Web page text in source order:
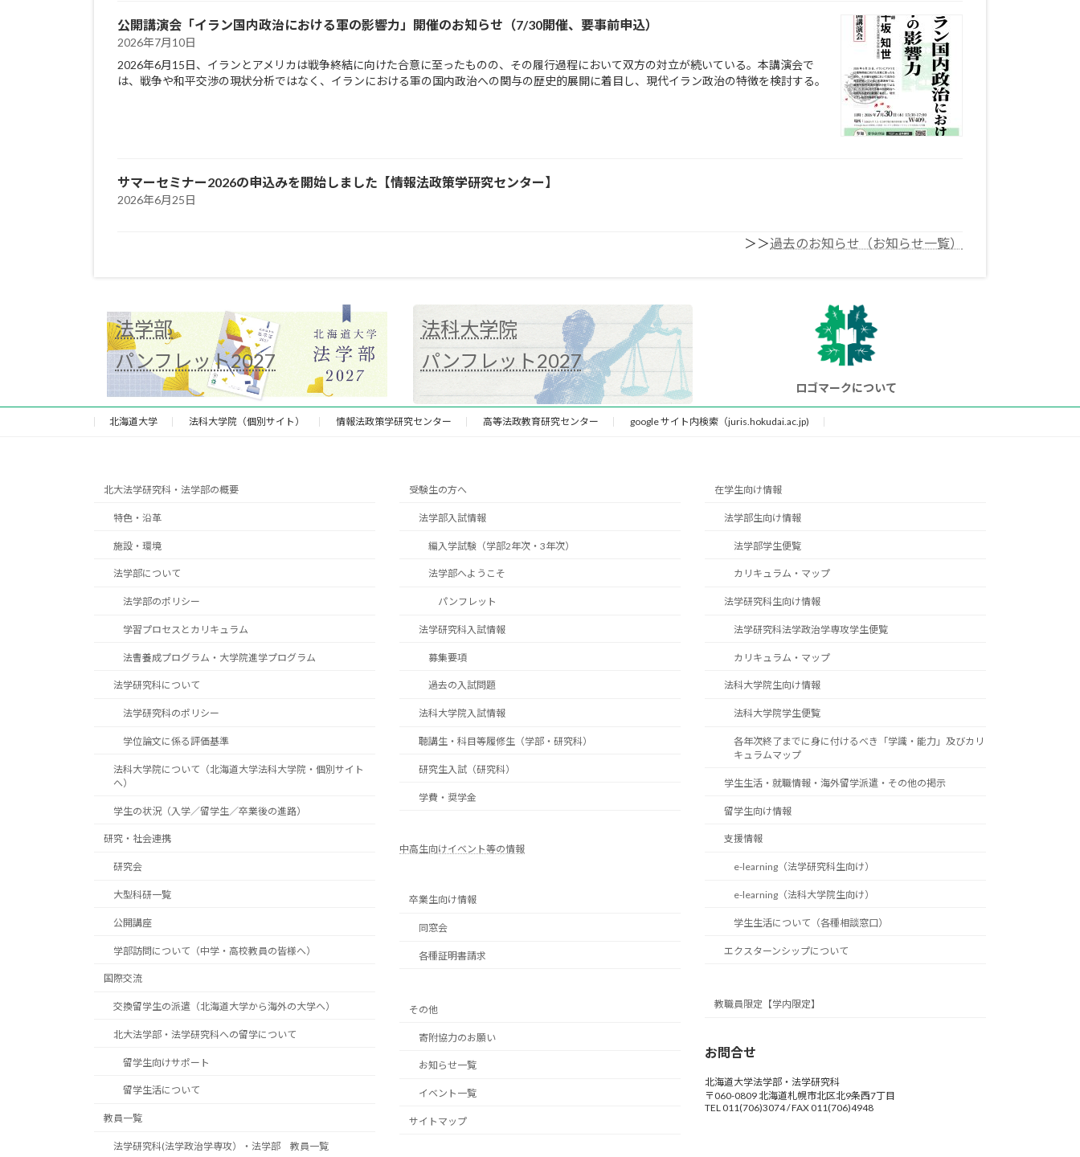
公開講演会「イラン国内政治における軍の影響力」開催のお知らせ（7/30開催、要事前申込）
2026年7月10日
2026年6月15日、イランとアメリカは戦争終結に向けた合意に至ったものの、その履行過程において双方の対立が続いている。本講演会で
は、戦争や和平交渉の現状分析ではなく、イランにおける軍の国内政治への関与の歴史的展開に着目し、現代イラン政治の特徴を検討する。
サマーセミナー2026の申込みを開始しました【情報法政策学研究センター】
2026年6月25日
＞＞過去のお知らせ（お知らせ一覧）
法学部
パンフレット2027
カ
バ
ー
リ
ク
法科大学院
パンフレット2027
ロゴマークについて
北海道大学 法科大学院（個別サイト） 情報法政策学研究センター 高等法政教育研究センター google サイト内検索（juris.hokudai.ac.jp)
北大法学研究科・法学部の概要
特色・沿革
施設・環境
法学部について
法学部のポリシー
学習プロセスとカリキュラム
法曹養成プログラム・大学院進学プログラム
法学研究科について
法学研究科のポリシー
学位論文に係る評価基準
法科大学院について（北海道大学法科大学院・個別サイト
へ）
学生の状況（入学／留学生／卒業後の進路）
研究・社会連携
研究会
大型科研一覧
公開講座
学部訪問について（中学・高校教員の皆様へ）
国際交流
交換留学生の派遣（北海道大学から海外の大学へ）
北大法学部・法学研究科への留学について
留学生向けサポート
留学生活について
教員一覧
法学研究科(法学政治学専攻）・法学部 教員一覧
受験生の方へ
法学部入試情報
編入学試験（学部2年次・3年次）
法学部へようこそ
パンフレット
法学研究科入試情報
募集要項
過去の入試問題
法科大学院入試情報
聴講生・科目等履修生（学部・研究科）
研究生入試（研究科）
学費・奨学金
中高生向けイベント等の情報
卒業生向け情報
同窓会
各種証明書請求
その他
寄附協力のお願い
お知らせ一覧
イベント一覧
サイトマップ
在学生向け情報
法学部生向け情報
法学部学生便覧
カリキュラム・マップ
法学研究科生向け情報
法学研究科法学政治学専攻学生便覧
カリキュラム・マップ
法科大学院生向け情報
法科大学院学生便覧
各年次終了までに身に付けるべき「学識・能力」及びカリ
キュラムマップ
学生生活・就職情報・海外留学派遣・その他の掲示
留学生向け情報
支援情報
e-learning（法学研究科生向け）
e-learning（法科大学院生向け）
学生生活について（各種相談窓口）
エクスターンシップについて
教職員限定【学内限定】
お問合せ
北海道大学法学部・法学研究科
〒060-0809 北海道札幌市北区北9条西7丁目
TEL 011(706)3074 / FAX 011(706)4948